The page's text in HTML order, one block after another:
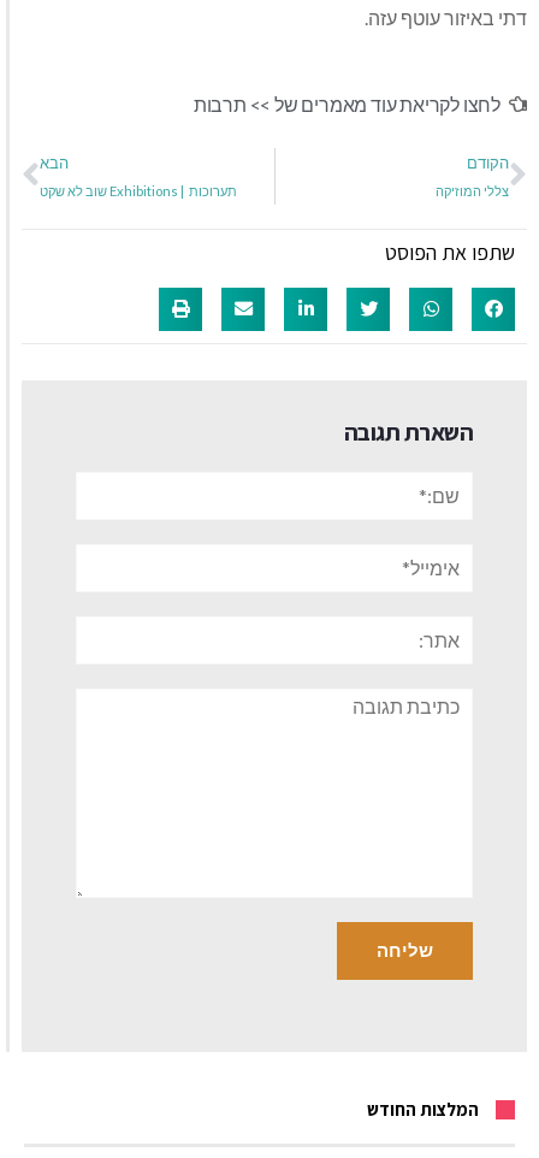
דתי באיזור עוטף עזה.
לחצו לקריאת עוד מאמרים של >> תרבות
הקודם
צללי המוזיקה
הבא
תערוכות | Exhibitions שוב לא שקט
שתפו את הפוסט
השארת תגובה
תגובה
המלצות החודש